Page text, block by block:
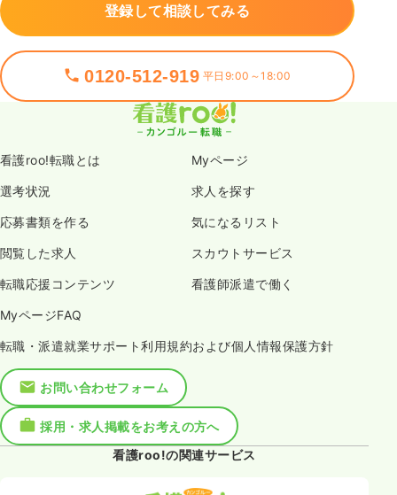
登録して相談してみる
0120-512-919 平日9:00～18:00
看護roo!転職とは Myページ
選考状況 求人を探す
応募書類を作る 気になるリスト
閲覧した求人 スカウトサービス
転職応援コンテンツ 看護師派遣で働く
MyページFAQ
転職・派遣就業サポート利用規約および個人情報保護方針
お問い合わせフォーム
採用・求人掲載をお考えの方へ
看護roo!の関連サービス